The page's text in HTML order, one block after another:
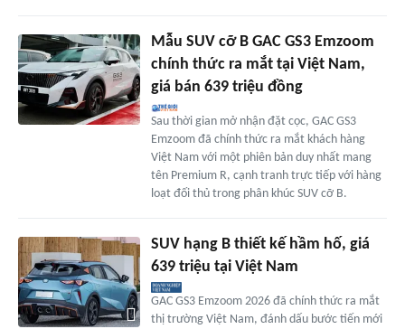
Mẫu SUV cỡ B GAC GS3 Emzoom
chính thức ra mắt tại Việt Nam,
giá bán 639 triệu đồng
Sau thời gian mở nhận đặt cọc, GAC GS3
Emzoom đã chính thức ra mắt khách hàng
Việt Nam với một phiên bản duy nhất mang
tên Premium R, cạnh tranh trực tiếp với hàng
loạt đối thủ trong phân khúc SUV cỡ B.
SUV hạng B thiết kế hầm hố, giá
639 triệu tại Việt Nam
GAC GS3 Emzoom 2026 đã chính thức ra mắt
thị trường Việt Nam, đánh dấu bước tiến mới